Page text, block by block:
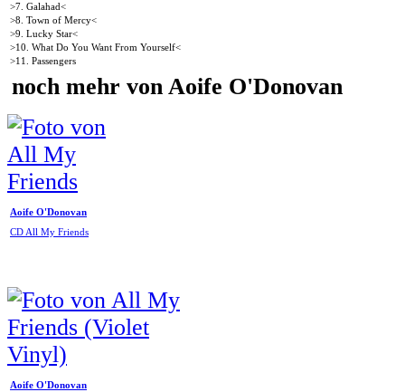
>7. Galahad<
>8. Town of Mercy<
>9. Lucky Star<
>10. What Do You Want From Yourself<
>11. Passengers
noch mehr von Aoife O'Donovan
Aoife O'Donovan
CD All My Friends
Aoife O'Donovan